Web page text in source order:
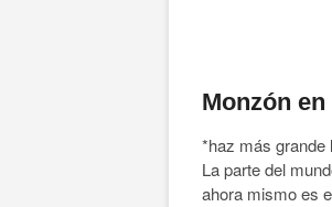
Monzón
*haz más grande
La parte del
ahora mismo es